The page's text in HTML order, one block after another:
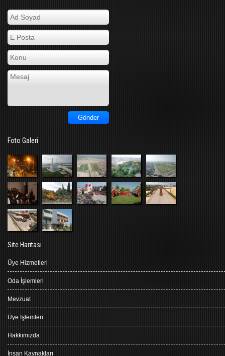
Foto Galeri
Site Haritası
Üye Hizmetleri
Oda İşlemleri
Mevzuat
Üye İşlemleri
Hakkımızda
İnsan Kaynakları